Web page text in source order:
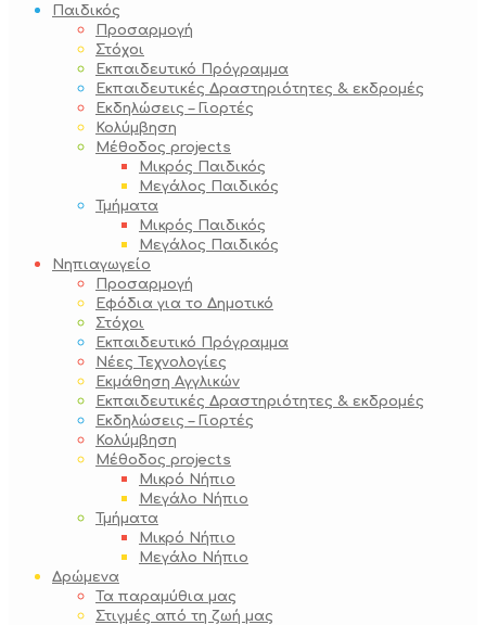
Παιδικός
Προσαρμογή
Στόχοι
Εκπαιδευτικό Πρόγραμμα
Εκπαιδευτικές Δραστηριότητες & εκδρομές
Εκδηλώσεις – Γιορτές
Κολύμβηση
Μέθοδος projects
Μικρός Παιδικός
Μεγάλος Παιδικός
Τμήματα
Μικρός Παιδικός
Μεγάλος Παιδικός
Νηπιαγωγείο
Προσαρμογή
Εφόδια για το Δημοτικό
Στόχοι
Εκπαιδευτικό Πρόγραμμα
Νέες Τεχνολογίες
Εκμάθηση Αγγλικών
Εκπαιδευτικές Δραστηριότητες & εκδρομές
Εκδηλώσεις – Γιορτές
Κολύμβηση
Μέθοδος projects
Μικρό Νήπιο
Μεγάλο Νήπιο
Τμήματα
Μικρό Νήπιο
Μεγάλο Νήπιο
Δρώμενα
Τα παραμύθια μας
Στιγμές από τη ζωή μας